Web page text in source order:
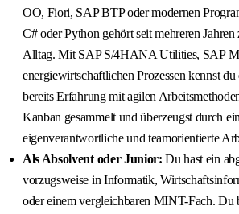
OO, Fiori, SAP BTP oder modernen
C# oder Python gehört seit mehreren
Alltag. Mit SAP S/4HANA Utilities, SAP
energiewirtschaftlichen Prozessen kennst
bereits Erfahrung mit agilen
Kanban gesammelt und überzeugst durch
eigenverantwortliche und teamorientierte
Als Absolvent oder Junior: Du hast ein
vorzugsweise in Informatik,
oder einem vergleichbaren MINT-Fach. Du